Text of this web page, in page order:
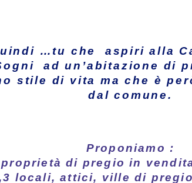
…tu che aspiri alla
ad un’abitazione di
stile di vita ma che è
dal comune.
Proponiamo :
proprietà di pregio in
locali, attici, ville di